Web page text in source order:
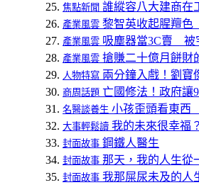
焦點新聞 誰縱容八大建商在
產業風雲 黎智英收起腥羶
產業風雲 吸塵器當3C賣 被
產業風雲 搶賺二十億月餅財
人物特寫 兩分鐘入戲！劉寶
商周話題 亡國修法！政府讓
名醫談養生 小孩歪頭看東
大事輕鬆讀 我的未來很幸福？
封面故事 鋼鐵人醫生
封面故事 那天，我的人生從
封面故事 我那屎尿未及的人